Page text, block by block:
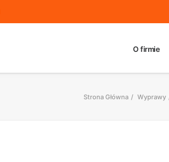
O firmie
Strona Główna Wyprawy